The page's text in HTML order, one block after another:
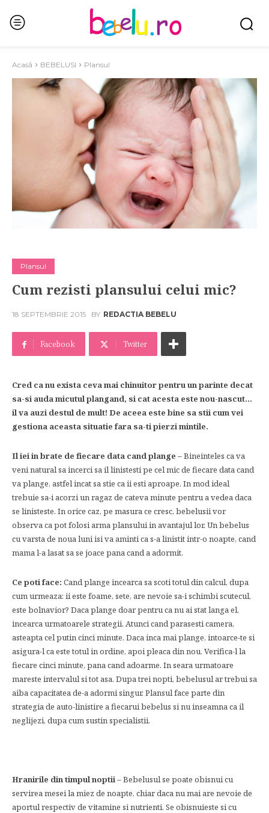
Acasă BEBELUSI Plansul
Plansul
Cum rezisti plansului celui mic?
18 SEPTEMBRIE 2015 BY REDACTIA BEBELU
Facebook Twitter
Cred ca nu exista ceva mai chinuitor pentru un parinte decat
sa-si auda micutul plangand, si cat acesta este nou-nascut…
il va auzi destul de mult! De aceea este bine sa stii cum vei
gestiona aceasta situatie fara sa-ti pierzi mintile.
Il iei in brate de fiecare data cand plange –Bineinteles ca va
veni natural sa incerci sa il linistesti pe cel mic de fiecare data cand
va plange, astfel incat sa stie ca ii esti aproape. In mod ideal
trebuie sa-i acorzi un ragaz de cateva minute pentru a vedea daca
se linisteste. In orice caz, pe masura ce cresc, bebelusii vor
observa ca pot folosi arma plansului in avantajul lor. Un bebelus
cu varsta de noua luni isi va aminti ca s-a linistit intr-o noapte, cand
mama l-a lasat sa se joace pana cand a adormit.
Ce poti face: Cand plange incearca sa scoti totul din calcul, dupa
cum urmeaza: ii este foame, sete, are nevoie sa-i schimbi scutecul,
este bolnavior? Daca plange doar pentru ca nu ai stat langa el,
incearca urmatoarele strategii. Atunci cand parasesti camera,
asteapta cel putin cinci minute. Daca inca mai plange, intoarce-te si
asigura-l ca este totul in ordine, apoi pleaca din nou. Verifica-l la
fiecare cinci minute, pana cand adoarme. In seara urmatoare
mareste intervalul si tot asa. Dupa trei nopti, bebelusul ar trebui sa
aiba capacitatea de-a adormi singur. Plansul face parte din
strategia de auto-linistire a fiecarui bebelus si nu inseamna ca il
neglijezi, dupa cum sustin specialistii.
Hranirile din timpul noptii –Bebelusul se poate obisnui cu
servirea mesei la miez de noapte, chiar daca nu mai are nevoie de
aportul respectiv de vitamine si nutrienti. Se obisnuieste si cu